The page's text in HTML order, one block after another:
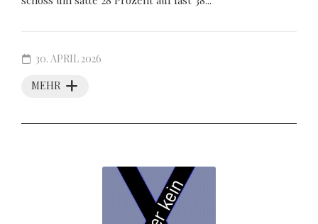
MEHR
30. APRIL 2026